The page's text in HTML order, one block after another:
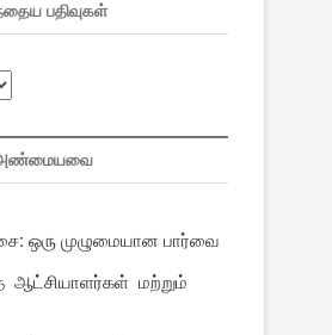
பதிவுகள்
ஒரு முழுமையான பார்வை
ஆட்சியாளர்கள் மற்றும்